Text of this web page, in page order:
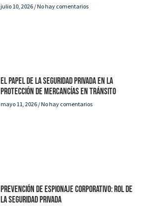
julio 10, 2026 No hay comentarios
El papel de la seguridad privada en la
protección de mercancías en tránsito
mayo 11, 2026 No hay comentarios
Prevención de espionaje corporativo: rol de
la seguridad privada